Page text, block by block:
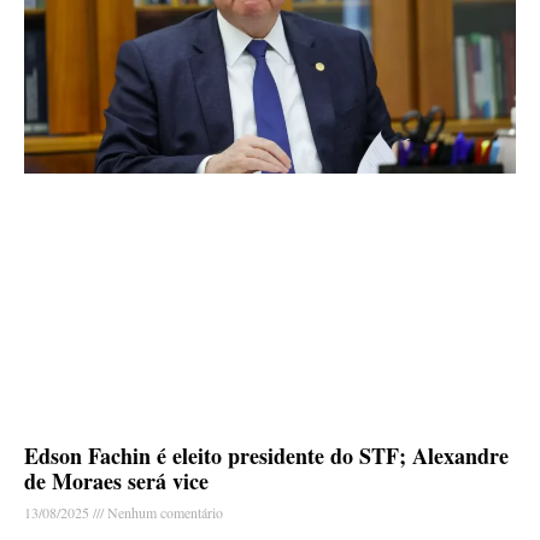
Edson Fachin é eleito presidente do STF; Alexandre
de Moraes será vice
13/08/2025 Nenhum comentário